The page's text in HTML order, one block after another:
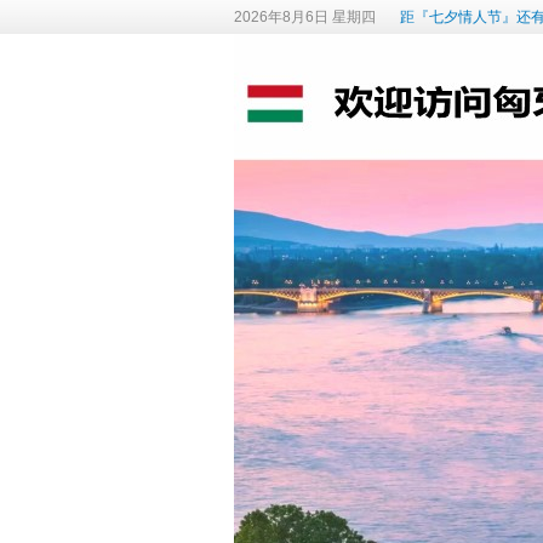
2026年8月6日 星期四 距『七夕情人节』还